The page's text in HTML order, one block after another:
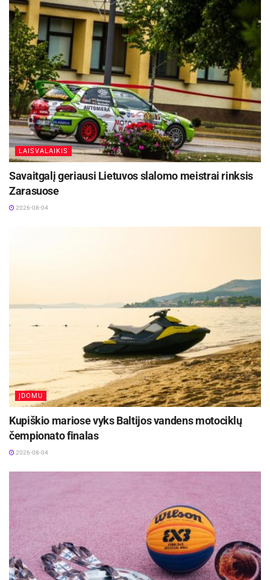
LAISVALAIKIS
Savaitgalį geriausi Lietuvos slalomo meistrai rinksis
Zarasuose
2026-08-04
ĮDOMU
Kupiškio mariose vyks Baltijos vandens motociklų
čempionato finalas
2026-08-04